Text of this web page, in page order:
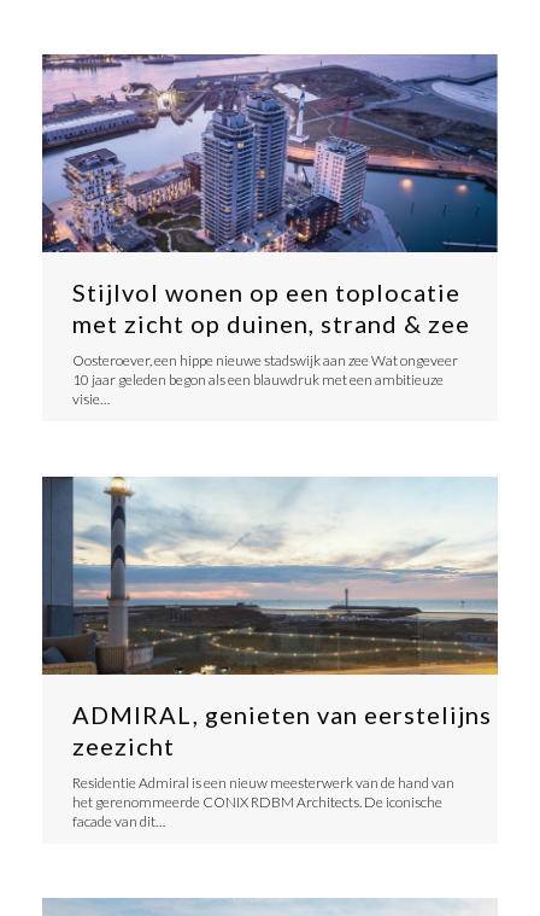
Stijlvol wonen op een toplocatie
met zicht op duinen, strand & zee
Oosteroever, een hippe nieuwe stadswijk aan zee Wat ongeveer
10 jaar geleden begon als een blauwdruk met een ambitieuze
visie…
ADMIRAL, genieten van eerstelijns
zeezicht
Residentie Admiral is een nieuw meesterwerk van de hand van
het gerenommeerde CONIX RDBM Architects. De iconische
facade van dit…